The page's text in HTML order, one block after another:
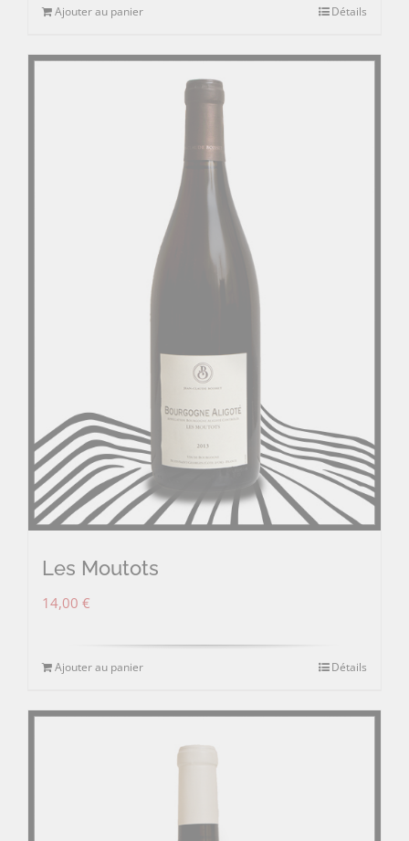
Ajouter au panier Détails
Les Moutots
14,00 €
Ajouter au panier Détails